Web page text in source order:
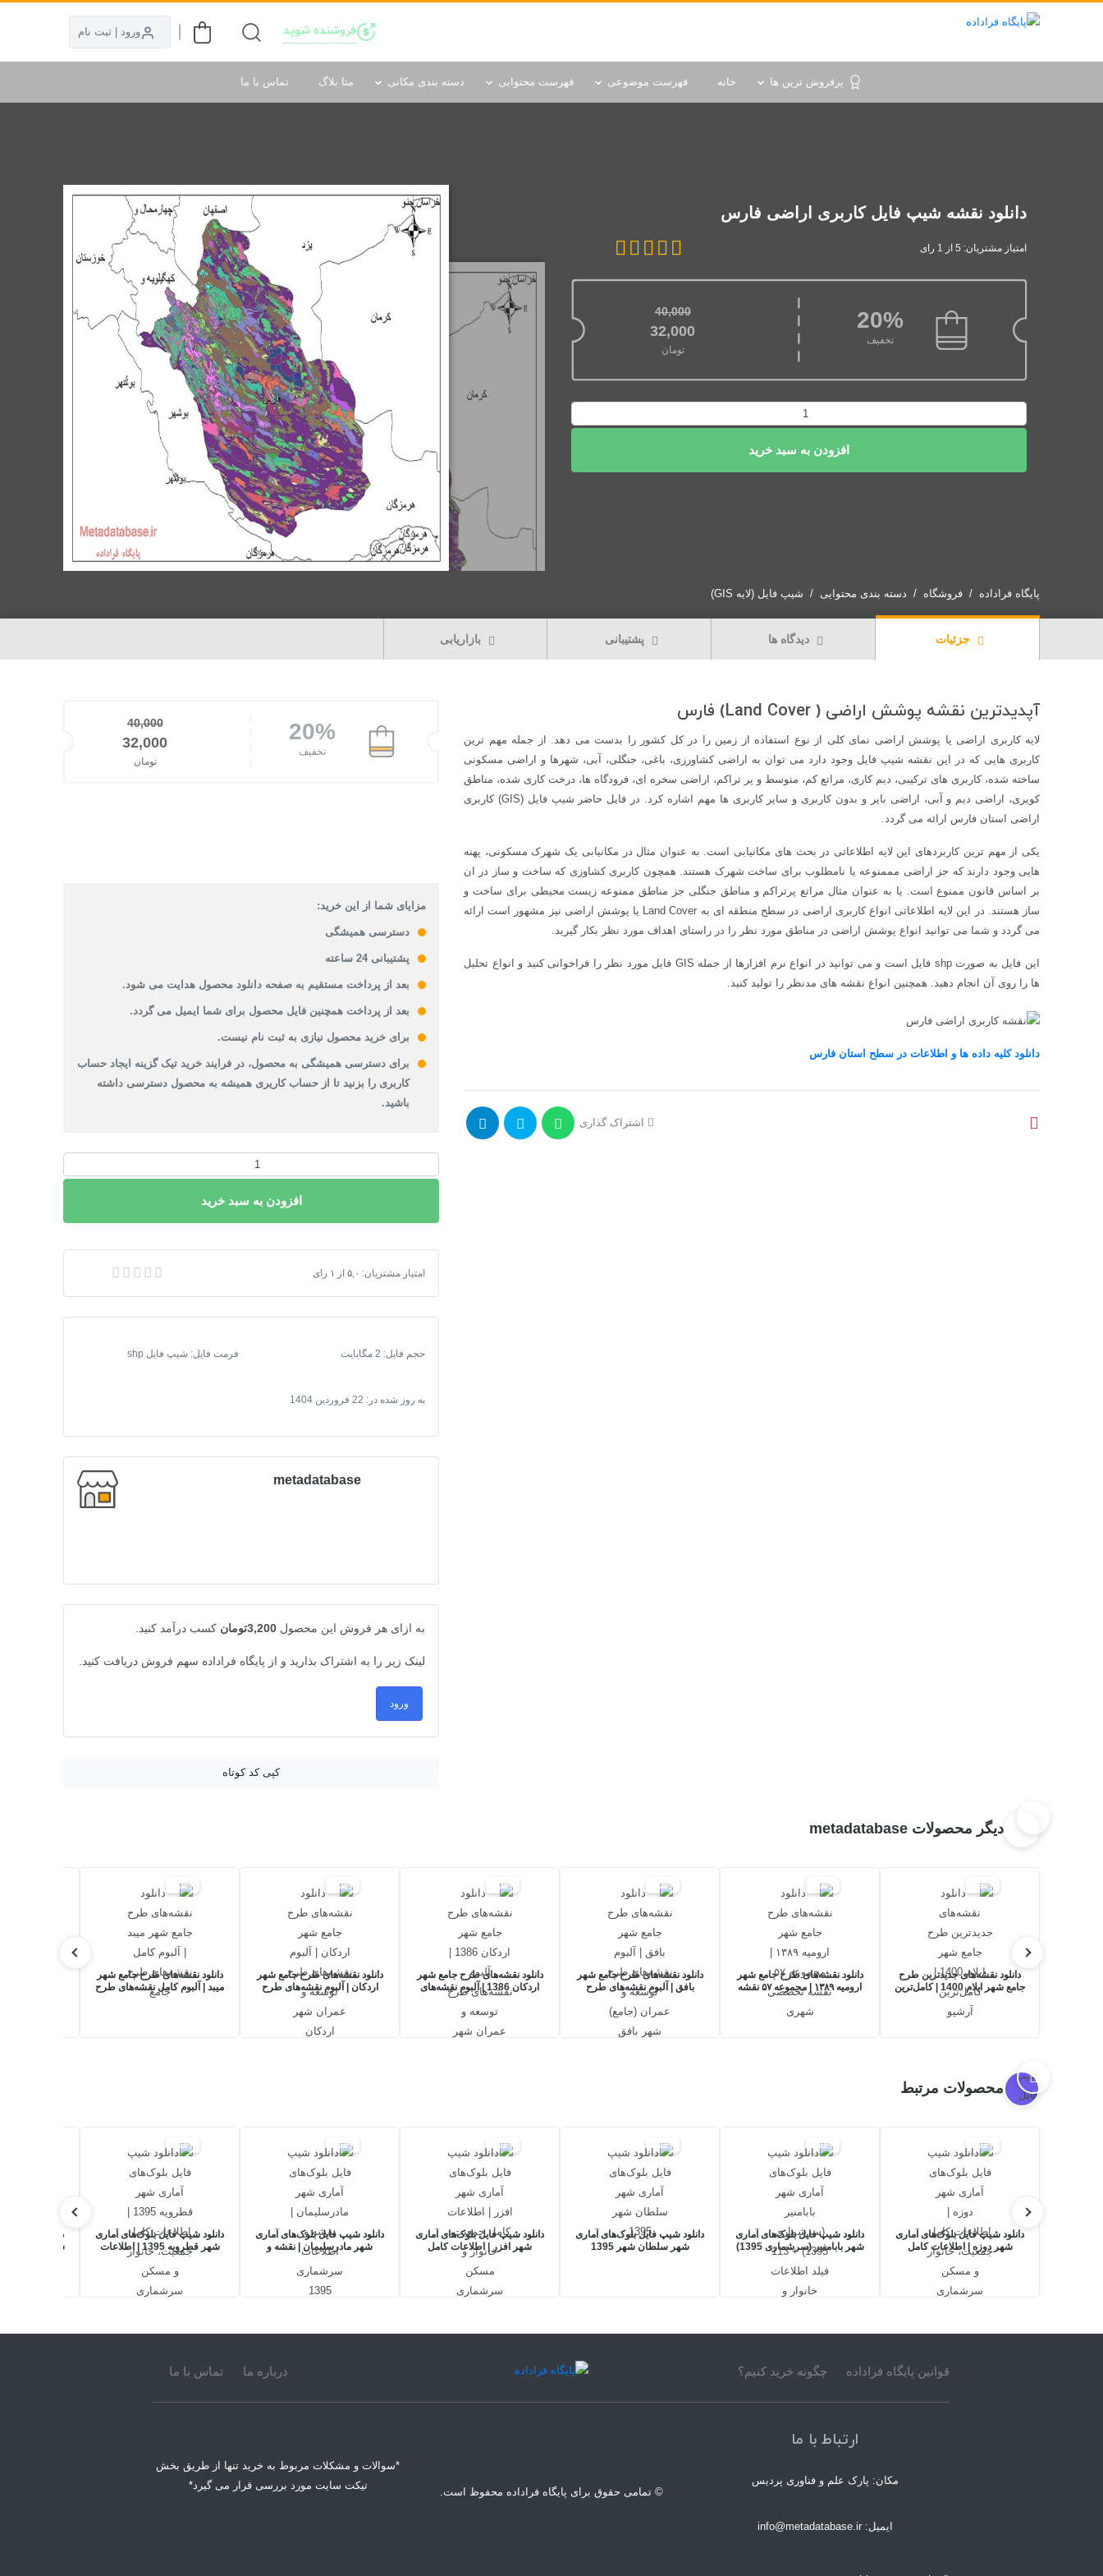
فروشنده شوید ورود | ثبت نام
پرفروش ترین ها خانه فهرست موضوعی فهرست محتوایی دسته بندی مکانی متا بلاگ تماس با ما
دانلود نقشه شیپ فایل کاربری اراضی فارس
امتیاز مشتریان: 5 از 1 رای
20%
تخفیف
40,000
قیمت اصلی: 40,000تومان بود.
32,000
تومان
نقشه
فایل
افزودن به سبد خرید
پایگاه فراداده فروشگاه دسته بندی محتوایی شیپ فایل (لایه GIS)
جزئیات دیدگاه ها پشتیبانی بازاریابی
آپدیدترین نقشه پوشش اراضی ( Land Cover) فارس
لایه کاربری اراضی یا پوشش اراضی نمای کلی از نوع استفاده از زمین را در کل کشور را بدست می دهد. از جمله مهم ترین
کاربری هایی که در این نقشه شیپ فایل وجود دارد می توان به اراضی کشاورزی، باغی، جنگلی، آبی، شهرها و اراضی مسکونی
ساخته شده، کاربری های ترکیبی، دیم کاری، مراتع کم، متوسط و پر تراکم، اراضی سخره ای، فرودگاه ها، درخت کاری شده، مناطق
کویری، اراضی دیم و آبی، اراضی بایر و بدون کاربری و سایر کاربری ها مهم اشاره کرد. در فایل حاضر شیپ فایل (GIS) کاربری
اراضی استان فارس ارائه می گردد.
یکی از مهم ترین کاربردهای این لایه اطلاعاتی در بحث های مکانیابی است. به عنوان مثال در مکانیابی یک شهرک مسکونی، پهنه
هایی وجود دارند که جز اراضی مممنوعه یا نامطلوب برای ساخت شهرک هستند. همچون کاربری کشاوزی که ساخت و ساز در ان
بر اساس قانون ممنوع است. یا به عنوان مثال مراتع پرتراکم و مناطق جنگلی جز مناطق ممنوعه زیست محیطی برای ساخت و
ساز هستند. در این لایه اطلاعاتی انواع کاربری اراضی در سطح منطقه ای به Land Cover یا پوشش اراضی نیز مشهور است ارائه
می گردد و شما می توانید انواع پوشش اراضی در مناطق مورد نظر را در راستای اهداف مورد نظر بکار گیرید.
این فایل به صورت shp فایل است و می توانید در انواع نرم افزارها از جمله GIS فایل مورد نظر را فراخوانی کنید و انواع تحلیل
ها را روی آن انجام دهید. همچنین انواع نقشه های مدنظر را تولید کنید.
دانلود کلیه داده ها و اطلاعات در سطح استان فارس
اشتراک گذاری
20%
تخفیف
40,000
قیمت اصلی: 40,000تومان بود.
32,000
تومان
مزایای شما از این خرید:
دسترسی همیشگی
پشتیبانی 24 ساعته
بعد از پرداخت مستقیم به صفحه دانلود محصول هدایت می شود.
بعد از پرداخت همچنین فایل محصول برای شما ایمیل می گردد.
برای خرید محصول نیازی به ثبت نام نیست.
برای دسترسی همیشگی به محصول، در فرایند خرید تیک گزینه ایجاد حساب
کاربری را بزنید تا از حساب کاریری همیشه به محصول دسترسی داشته
باشید.
نقشه
فایل
فارس
عدد
افزودن به سبد خرید
دانلود نقشه شیپ فایل کاربری اراضی فارس
امتیاز مشتریان: ۵,۰ از ۱ رای
حجم فایل: 2 مگابایت فرمت فایل: شیپ فایل shp
به روز شده در: 22 فروردین 1404
metadatabase
به ازای هر فروش این محصول 3,200تومان کسب درآمد کنید.
لینک زیر را به اشتراک بذارید و از پایگاه فراداده سهم فروش دریافت کنید.
ورود
کپی کد کوتاه
دیگر محصولات metadatabase
29%
دانلود نقشه‌های جدیدترین طرح
جامع شهر ایلام 1400 | کامل‌ترین
آرشیو
20%
دانلود نقشه‌های طرح جامع شهر
ارومیه ۱۳۸۹ | مجموعه ۵۷ نقشه
تخصصی شهری
20%
دانلود نقشه‌های طرح جامع شهر
بافق | آلبوم نقشه‌های طرح
توسعه و عمران (جامع) شهر
بافق
20%
دانلود نقشه‌های طرح جامع شهر
اردکان 1386 | آلبوم نقشه‌های
طرح توسعه و عمران شهر
اردکان
20%
دانلود نقشه‌های طرح جامع شهر
اردکان | آلبوم نقشه‌های طرح
توسعه و عمران شهر اردکان
20%
دانلود نقشه‌های طرح جامع شهر
میبد | آلبوم کامل نقشه‌های طرح
جامع
محصولات مرتبط
17%
دانلود شیپ فایل بلوک‌های آماری
شهر دوزه | اطلاعات کامل
جمعیت، خانوار و مسکن
سرشماری 1395
17%
دانلود شیپ فایل بلوک‌های آماری
شهر بابامنیر (سرشماری 1395)
+ 113 فیلد اطلاعات خانوار و
مسکن
17%
دانلود شیپ فایل بلوک‌های آماری
شهر سلطان شهر 1395
17%
دانلود شیپ فایل بلوک‌های آماری
شهر افزر | اطلاعات کامل
جمعیت، خانوار و مسکن
سرشماری 1395
17%
دانلود شیپ فایل بلوک‌های آماری
شهر مادرسلیمان | نقشه و
اطلاعات سرشماری 1395
17%
دانلود شیپ فایل بلوک‌های آماری
شهر قطرویه 1395 | اطلاعات
کامل جمعیت، خانوار و مسکن
سرشماری
دانلود شیپ
قوانین پایگاه فراداده چگونه خرید کنیم؟ درباره ما تماس با ما
ارتباط با ما
مکان: پارک علم و فناوری پردیس
ایمیل: info@metadatabase.ir
© تمامی حقوق برای پایگاه فراداده محفوظ است.
*سوالات و مشکلات مربوط به خرید تنها از طریق بخش
تیکت سایت مورد بررسی قرار می گیرد*